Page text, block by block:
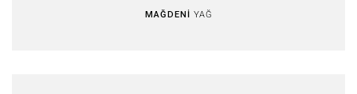
MAĞDENİ YAĞ